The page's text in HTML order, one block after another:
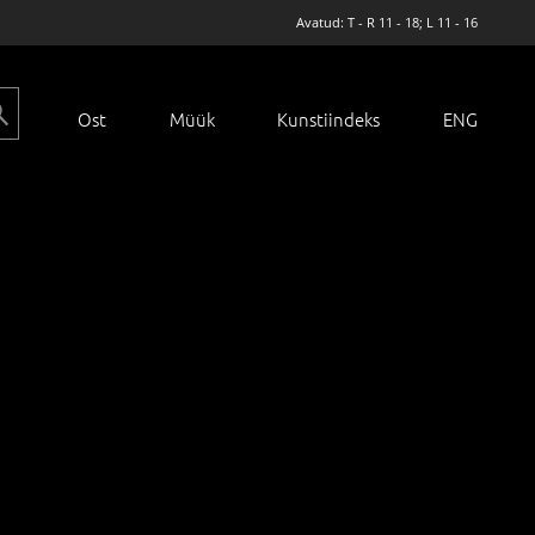
Avatud: T - R 11 - 18; L 11 - 16
Ost Müük Kunstiindeks ENG